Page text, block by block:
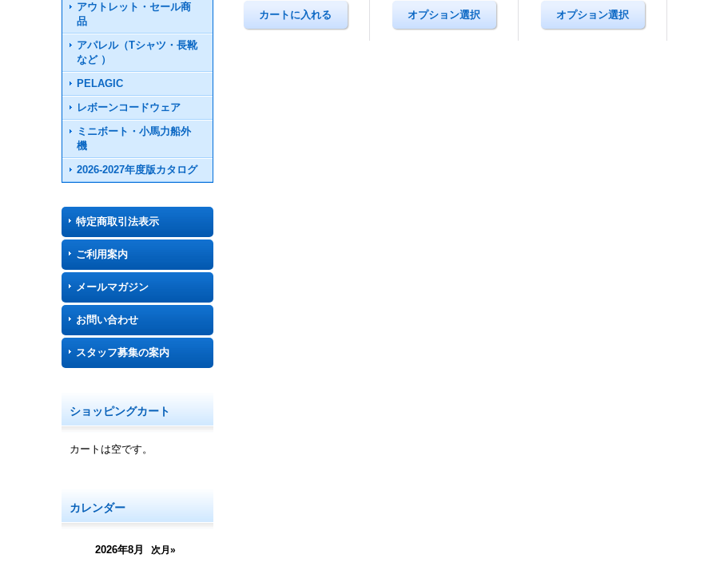
アウトレット・セール商
品
アパレル（Tシャツ・長靴
など ）
PELAGIC
レボーンコードウェア
ミニボート・小馬力船外
機
2026-2027年度版カタログ
特定商取引法表示
ご利用案内
メールマガジン
お問い合わせ
スタッフ募集の案内
ショッピングカート
カートは空です。
カレンダー
2026年8月 次月»